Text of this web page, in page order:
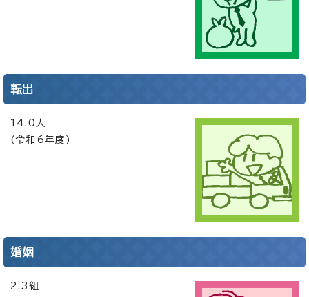
転出
14.0人
(令和6年度)
婚姻
2.3組